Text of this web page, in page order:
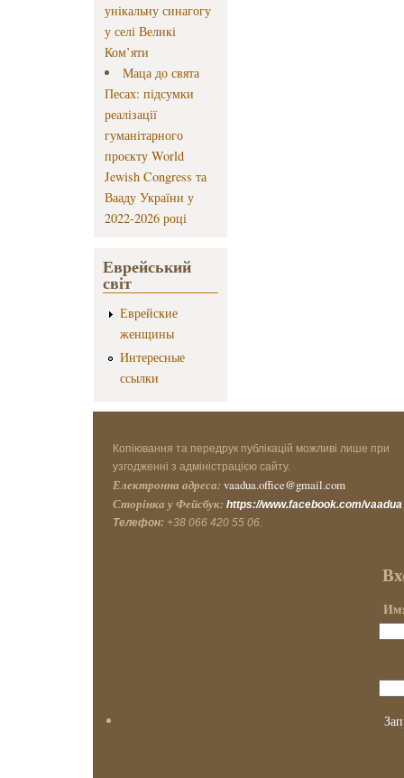
унікальну синагогу
у селі Великі
Ком’яти
Маца до свята
Песах: підсумки
реалізації
гуманітарного
проєкту World
Jewish Congress та
Вааду України у
2022-2026 році
Еврейський
світ
Еврейские
женщины
Интересные
ссылки
Копіювання та передрук публікацій можливі лише при
узгодженні з адміністрацією сайту.
Електронна адреса: vaadua.office@gmail.com
Сторінка у Фейсбук: https://www.facebook.com/vaadua
Телефон: +38 066 420 55 06.